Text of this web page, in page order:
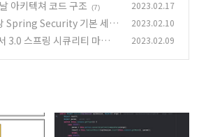
이유를 알아보자
(4)
아키텍쳐 코드 구조 (7) 2023.02.17
Spring Security 기본 세팅
(90)
2023.02.10
3.0 스프링 시큐리티 마이그
2023.02.09